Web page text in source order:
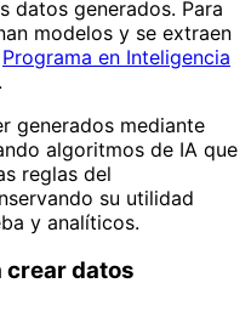
datos generados. Para
modelos y se extraen
Programa en Inteligencia
generados mediante
algoritmos de IA que
reglas del
su utilidad
y analíticos.
crear datos